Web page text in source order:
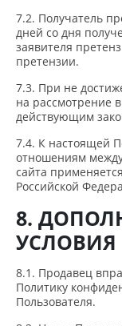
7.2. Получатель
дней со дня
заявителя
претензии.
7.3. При не
на рассмотрение
действующим
7.4. К настоящей
отношениям
сайта
Российской
8.
УСЛОВИЯ
8.1. Продавец
Политику
Пользователя.